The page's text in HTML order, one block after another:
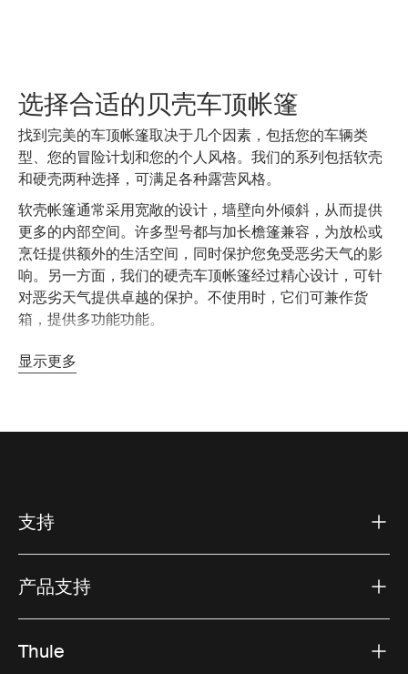
选择合适的贝壳车顶帐篷
找到完美的车顶帐篷取决于几个因素，包括您的车辆类
型、您的冒险计划和您的个人风格。我们的系列包括软壳
和硬壳两种选择，可满足各种露营风格。
软壳帐篷通常采用宽敞的设计，墙壁向外倾斜，从而提供
更多的内部空间。许多型号都与加长檐篷兼容，为放松或
烹饪提供额外的生活空间，同时保护您免受恶劣天气的影
响。另一方面，我们的硬壳车顶帐篷经过精心设计，可针
对恶劣天气提供卓越的保护。不使用时，它们可兼作货
箱，提供多功能功能。
对于家庭：
较大的型号为家庭提供了充足的空间，并可
选择添加附楼，为睡眠或储物创造额外的空间。家庭可
以享受舒适帐篷的便利，同时有足够的空间让每个人都
可以展开。
留出了空间，非常适合您想要充分利用有限空间的快速
显示更多
支持
产品支持
Thule